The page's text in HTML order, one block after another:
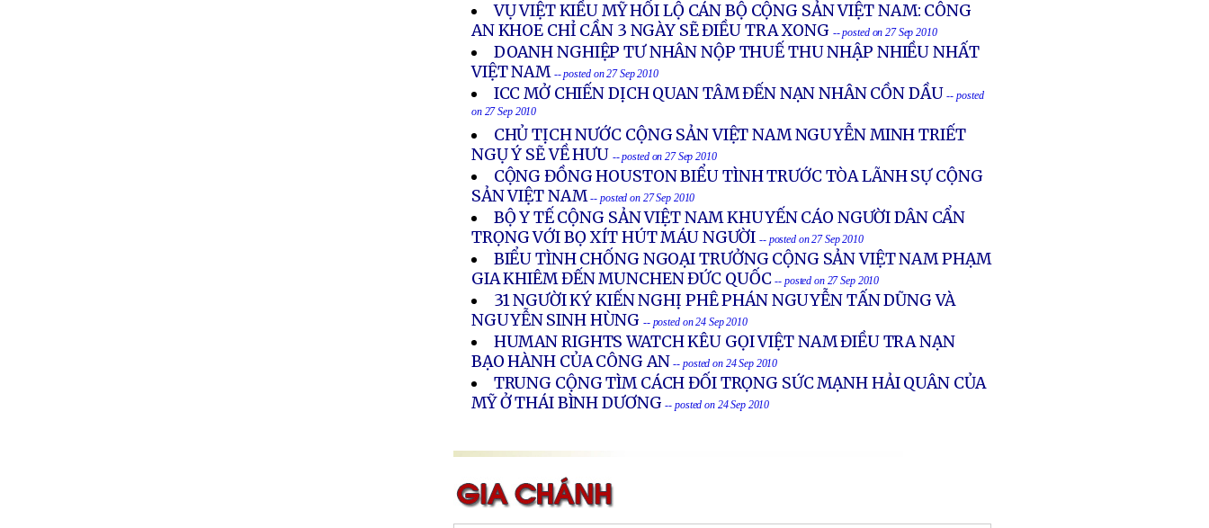
VỤ VIỆT KIỀU MỸ HỐI LỘ CÁN BỘ CỘNG SẢN VIỆT NAM: CÔNG
AN KHOE CHỈ CẦN 3 NGÀY SẼ ĐIỀU TRA XONG -- posted on 27 Sep 2010
DOANH NGHIỆP TƯ NHÂN NỘP THUẾ THU NHẬP NHIỀU NHẤT
VIỆT NAM -- posted on 27 Sep 2010
ICC MỞ CHIẾN DỊCH QUAN TÂM ĐẾN NẠN NHÂN CỒN DẦU -- posted
on 27 Sep 2010
CHỦ TỊCH NƯỚC CỘNG SẢN VIỆT NAM NGUYỄN MINH TRIẾT
NGỤ Ý SẼ VỀ HƯU -- posted on 27 Sep 2010
CỘNG ĐỒNG HOUSTON BIỂU TÌNH TRƯỚC TÒA LÃNH SỰ CỘNG
SẢN VIỆT NAM -- posted on 27 Sep 2010
BỘ Y TẾ CỘNG SẢN VIỆT NAM KHUYẾN CÁO NGƯỜI DÂN CẨN
TRỌNG VỚI BỌ XÍT HÚT MÁU NGƯỜI -- posted on 27 Sep 2010
BIỂU TÌNH CHỐNG NGOẠI TRƯỞNG CỘNG SẢN VIỆT NAM PHẠM
GIA KHIÊM ĐẾN MUNCHEN ĐỨC QUỐC -- posted on 27 Sep 2010
31 NGƯỜI KÝ KIẾN NGHỊ PHÊ PHÁN NGUYỄN TẤN DŨNG VÀ
NGUYỄN SINH HÙNG -- posted on 24 Sep 2010
HUMAN RIGHTS WATCH KÊU GỌI VIỆT NAM ĐIỀU TRA NẠN
BẠO HÀNH CỦA CÔNG AN -- posted on 24 Sep 2010
TRUNG CỘNG TÌM CÁCH ĐỐI TRỌNG SỨC MẠNH HẢI QUÂN CỦA
MỸ Ở THÁI BÌNH DƯƠNG -- posted on 24 Sep 2010